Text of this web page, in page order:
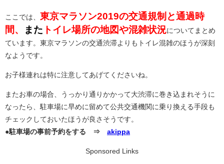
ここでは、 東京マラソン2019の交通規制と通過時
間、
また トイレ場所の地図や混雑状況についてまとめ
ています。東京マラソンの交通渋滞よりもトイレ混雑のほうが深刻
なようです。
お子様連れは特に注意してあげてくださいね。
またお車の場合、うっかり通りかかって大渋滞に巻き込まれそうに
なったら、駐車場に早めに留めて公共交通機関に乗り換える手段も
チェックしておいたほうが良さそうです。
●駐車場の事前予約をする ⇒ akippa
Sponsored Links